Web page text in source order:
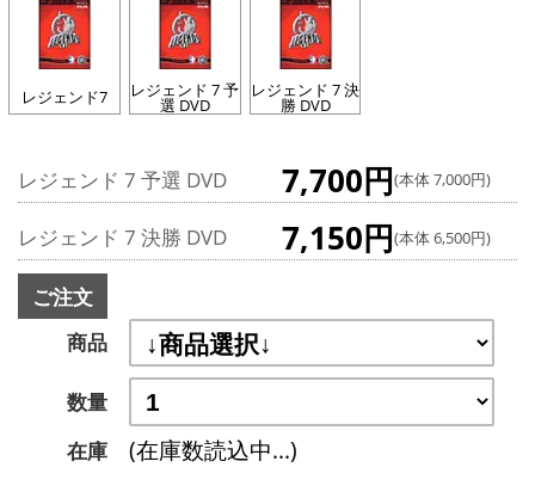
レジェンド7 レジェンド 7 予
選 DVD
レジェンド 7 決
勝 DVD
レジェンド 7 予選 DVD 7,700円(本体 7,000円)
レジェンド 7 決勝 DVD 7,150円(本体 6,500円)
ご注文
商品
数量
在庫
(在庫数読込中...)